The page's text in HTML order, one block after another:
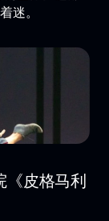
迷。
《皮格马利